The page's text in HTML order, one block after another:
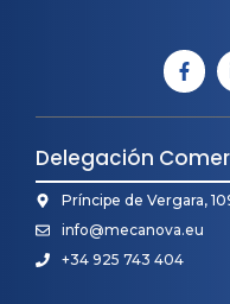
Delegación
Príncipe de Vergara,
info@mecanova.eu
+34 925 743 404